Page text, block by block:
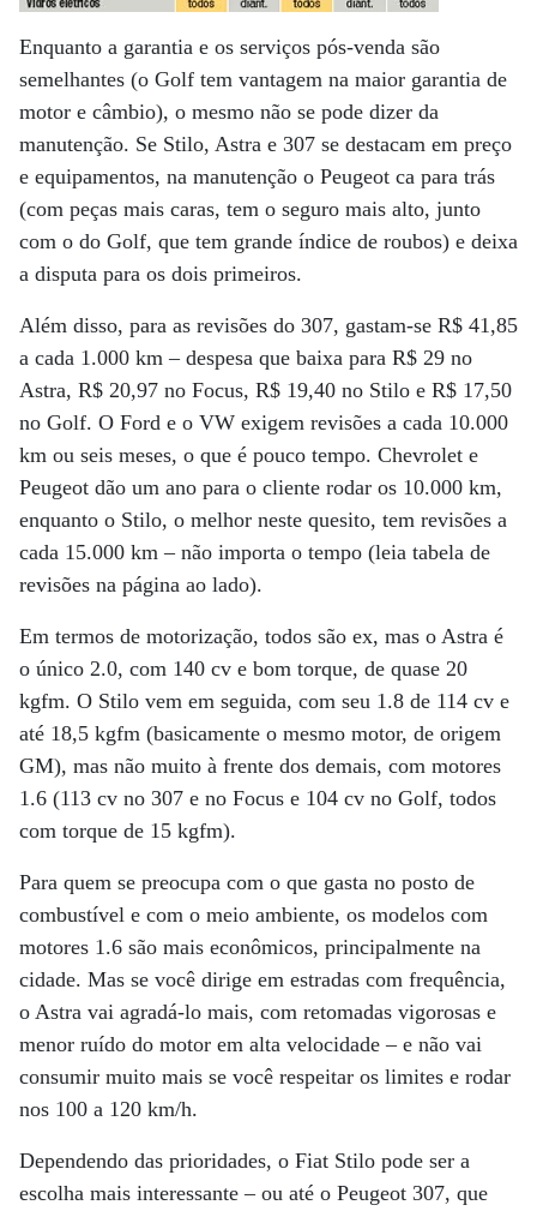
Enquanto a garantia e os serviços pós-venda são
semelhantes (o Golf tem vantagem na maior garantia de
motor e câmbio), o mesmo não se pode dizer da
manutenção. Se Stilo, Astra e 307 se destacam em preço
e equipamentos, na manutenção o Peugeot ca para trás
(com peças mais caras, tem o seguro mais alto, junto
com o do Golf, que tem grande índice de roubos) e deixa
a disputa para os dois primeiros.
Além disso, para as revisões do 307, gastam-se R$ 41,85
a cada 1.000 km – despesa que baixa para R$ 29 no
Astra, R$ 20,97 no Focus, R$ 19,40 no Stilo e R$ 17,50
no Golf. O Ford e o VW exigem revisões a cada 10.000
km ou seis meses, o que é pouco tempo. Chevrolet e
Peugeot dão um ano para o cliente rodar os 10.000 km,
enquanto o Stilo, o melhor neste quesito, tem revisões a
cada 15.000 km – não importa o tempo (leia tabela de
revisões na página ao lado).
Em termos de motorização, todos são ex, mas o Astra é
o único 2.0, com 140 cv e bom torque, de quase 20
kgfm. O Stilo vem em seguida, com seu 1.8 de 114 cv e
até 18,5 kgfm (basicamente o mesmo motor, de origem
GM), mas não muito à frente dos demais, com motores
1.6 (113 cv no 307 e no Focus e 104 cv no Golf, todos
com torque de 15 kgfm).
Para quem se preocupa com o que gasta no posto de
combustível e com o meio ambiente, os modelos com
motores 1.6 são mais econômicos, principalmente na
cidade. Mas se você dirige em estradas com frequência,
o Astra vai agradá-lo mais, com retomadas vigorosas e
menor ruído do motor em alta velocidade – e não vai
consumir muito mais se você respeitar os limites e rodar
nos 100 a 120 km/h.
Dependendo das prioridades, o Fiat Stilo pode ser a
escolha mais interessante – ou até o Peugeot 307, que